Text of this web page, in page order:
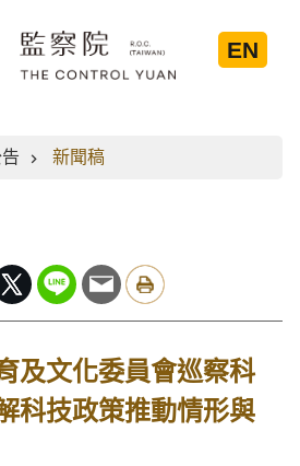
EN
新聞稿
及文化委員會巡察科
科技政策推動情形與